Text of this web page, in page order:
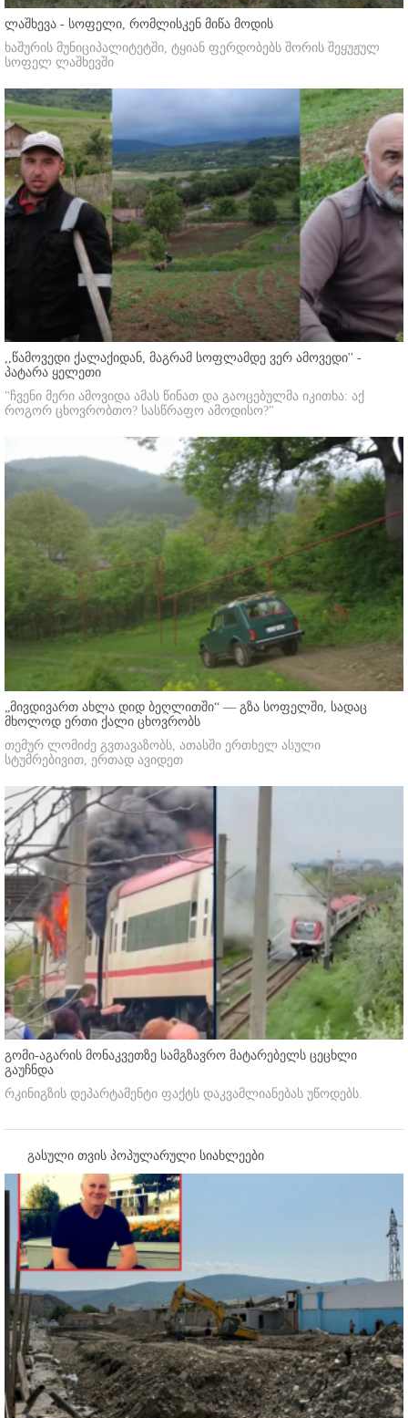
ლაშხევა - სოფელი, რომლისკენ მიწა მოდის
ხაშურის მუნიციპალიტეტში, ტყიან ფერდობებს შორის შეყუჟულ
სოფელ ლაშხევში
,,წამოვედი ქალაქიდან, მაგრამ სოფლამდე ვერ ამოვედი'' -
პატარა ყელეთი
"ჩვენი მერი ამოვიდა ამას წინათ და გაოცებულმა იკითხა: აქ
როგორ ცხოვრობთო? სასწრაფო ამოდისო?"
„მივდივართ ახლა დიდ ბეღლითში“ — გზა სოფელში, სადაც
მხოლოდ ერთი ქალი ცხოვრობს
თემურ ლომიძე გვთავაზობს, ათასში ერთხელ ასული
სტუმრებივით, ერთად ავიდეთ
გომი-აგარის მონაკვეთზე სამგზავრო მატარებელს ცეცხლი
გაუჩნდა
რკინიგზის დეპარტამენტი ფაქტს დაკვამლიანებას უწოდებს.
გასული თვის პოპულარული სიახლეები